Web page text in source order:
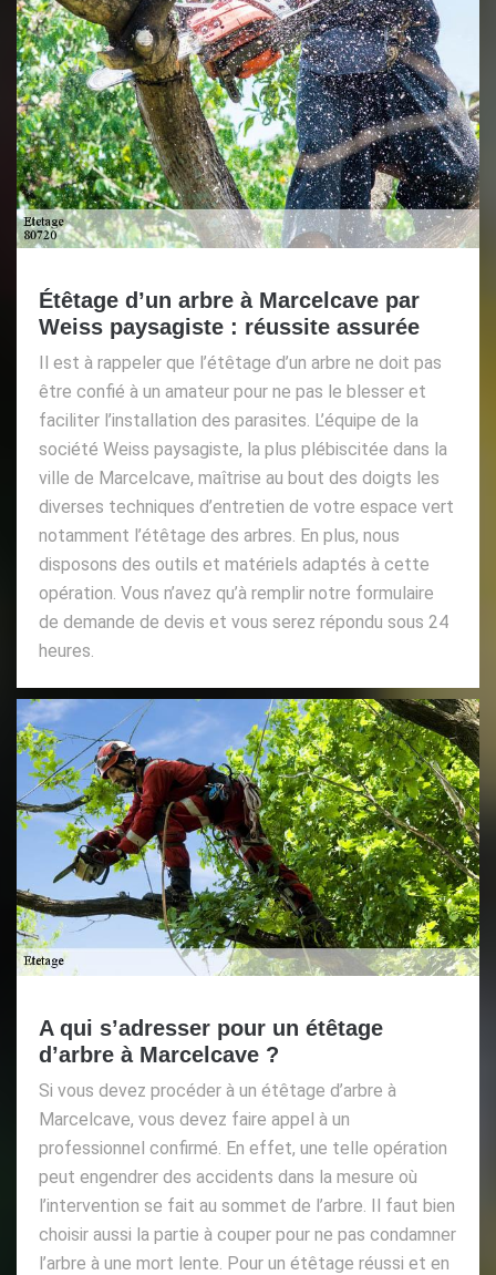
Étêtage d’un arbre à Marcelcave par
Weiss paysagiste : réussite assurée
Il est à rappeler que l’étêtage d’un arbre ne doit pas
être confié à un amateur pour ne pas le blesser et
faciliter l’installation des parasites. L’équipe de la
société Weiss paysagiste, la plus plébiscitée dans la
ville de Marcelcave, maîtrise au bout des doigts les
diverses techniques d’entretien de votre espace vert
notamment l’étêtage des arbres. En plus, nous
disposons des outils et matériels adaptés à cette
opération. Vous n’avez qu’à remplir notre formulaire
de demande de devis et vous serez répondu sous 24
heures.
A qui s’adresser pour un étêtage
d’arbre à Marcelcave ?
Si vous devez procéder à un étêtage d’arbre à
Marcelcave, vous devez faire appel à un
professionnel confirmé. En effet, une telle opération
peut engendrer des accidents dans la mesure où
l’intervention se fait au sommet de l’arbre. Il faut bien
choisir aussi la partie à couper pour ne pas condamner
l’arbre à une mort lente. Pour un étêtage réussi et en